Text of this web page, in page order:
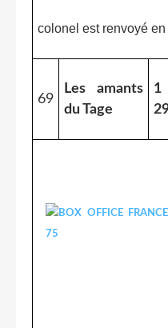
colonel est renvoyé
69
Les amants
du Tage